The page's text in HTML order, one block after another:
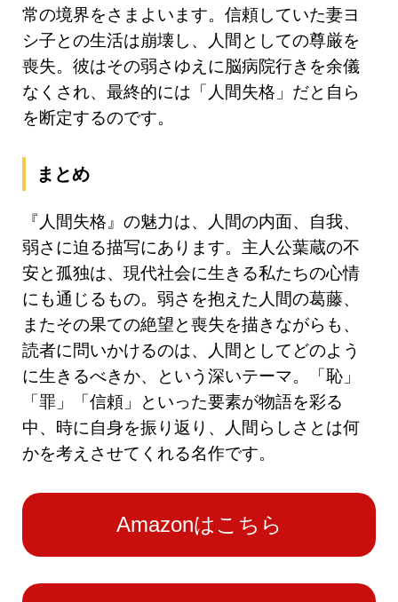
常の境界をさまよいます。信頼していた妻ヨ
シ子との生活は崩壊し、人間としての尊厳を
喪失。彼はその弱さゆえに脳病院行きを余儀
なくされ、最終的には「人間失格」だと自ら
を断定するのです。
まとめ
『人間失格』の魅力は、人間の内面、自我、
弱さに迫る描写にあります。主人公葉蔵の不
安と孤独は、現代社会に生きる私たちの心情
にも通じるもの。弱さを抱えた人間の葛藤、
またその果ての絶望と喪失を描きながらも、
読者に問いかけるのは、人間としてどのよう
に生きるべきか、という深いテーマ。「恥」
「罪」「信頼」といった要素が物語を彩る
中、時に自身を振り返り、人間らしさとは何
かを考えさせてくれる名作です。
Amazonはこちら